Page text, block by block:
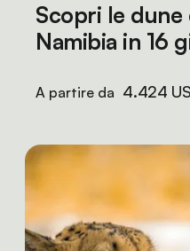
Scopri le dune
Namibia in 16
A partire da 4.424